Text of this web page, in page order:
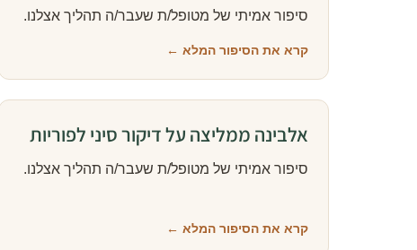
סיפור אמיתי של מטופל/ת שעבר/ה תהליך אצלנו.
קרא את הסיפור המלא ←
אלבינה ממליצה על דיקור סיני לפוריות
סיפור אמיתי של מטופל/ת שעבר/ה תהליך אצלנו.
קרא את הסיפור המלא ←